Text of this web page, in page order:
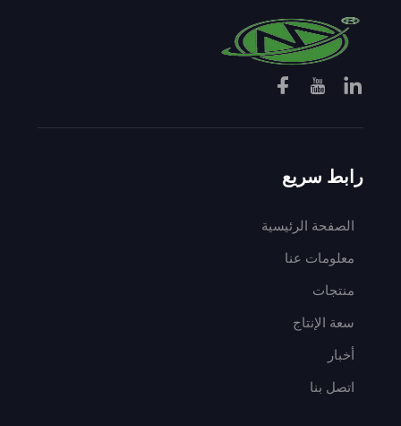
رابط سريع
الصفحة الرئيسية
معلومات عنا
منتجات
سعة الإنتاج
أخبار
اتصل بنا